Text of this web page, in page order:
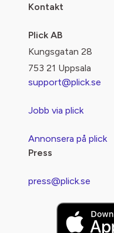
Kontakt
Plick AB
Kungsgatan 28
753 21 Uppsala
support@plick.se
Jobb via plick
Annonsera på plick
Press
press@plick.se